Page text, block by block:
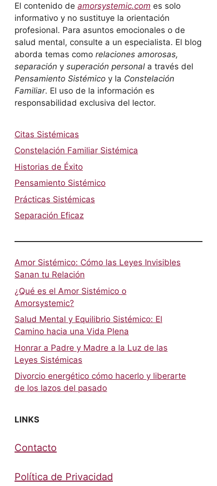
El contenido de amorsystemic.com es solo
informativo y no sustituye la orientación
profesional. Para asuntos emocionales o de
salud mental, consulte a un especialista. El blog
aborda temas como relaciones amorosas,
separación y superación personal a través del
Pensamiento Sistémico y la Constelación
Familiar. El uso de la información es
responsabilidad exclusiva del lector.
Citas Sistémicas
Constelación Familiar Sistémica
Historias de Éxito
Pensamiento Sistémico
Prácticas Sistémicas
Separación Eficaz
Amor Sistémico: Cómo las Leyes Invisibles
Sanan tu Relación
¿Qué es el Amor Sistémico o
Amorsystemic?
Salud Mental y Equilibrio Sistémico: El
Camino hacia una Vida Plena
Honrar a Padre y Madre a la Luz de las
Leyes Sistémicas
Divorcio energético cómo hacerlo y liberarte
de los lazos del pasado
LINKS
Contacto
Política de Privacidad